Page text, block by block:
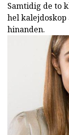
Samtidig de to
hel
hinanden.